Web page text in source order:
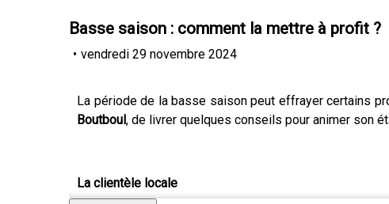
Basse saison : comment la mettre à profit ?
• vendredi 29 novembre 2024
La période de la basse saison peut effrayer certains
Boutboul, de livrer quelques conseils pour animer son
La clientèle locale